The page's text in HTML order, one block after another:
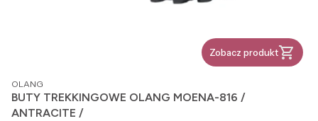
Zobacz produkt
PRODUCENT
OLANG
BUTY TREKKINGOWE OLANG MOENA-816 /
ANTRACITE /